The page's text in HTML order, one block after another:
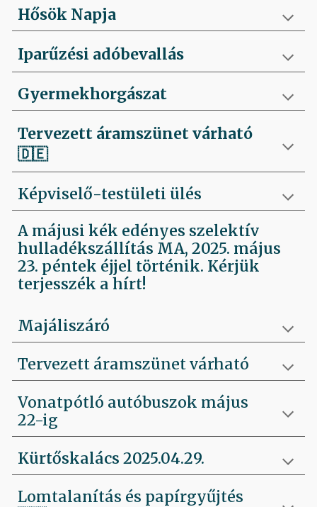
Hősök Napja
Iparűzési adóbevallás
Gyermekhorgászat
Tervezett áramszünet várható
🇩🇪
Képviselő-testületi ülés
A májusi kék edényes szelektív
hulladékszállítás MA, 2025. május
23. péntek éjjel történik. Kérjük
terjesszék a hírt!
Majáliszáró
Tervezett áramszünet várható
Vonatpótló autóbuszok május
22-ig
Kürtőskalács 2025.04.29.
Lomtalanítás és papírgyűjtés